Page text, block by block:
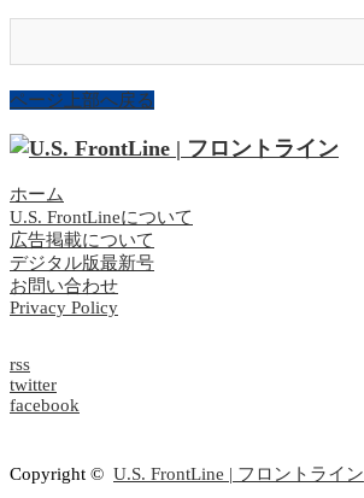
ページ上部へ戻る
ホーム
U.S. FrontLineについて
広告掲載について
デジタル版最新号
お問い合わせ
Privacy Policy
rss
twitter
facebook
Copyright © U.S. FrontLine | フロントライン